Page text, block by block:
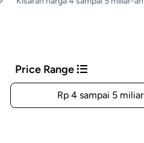
Price Range
Rp 4 sampai 5 miliar